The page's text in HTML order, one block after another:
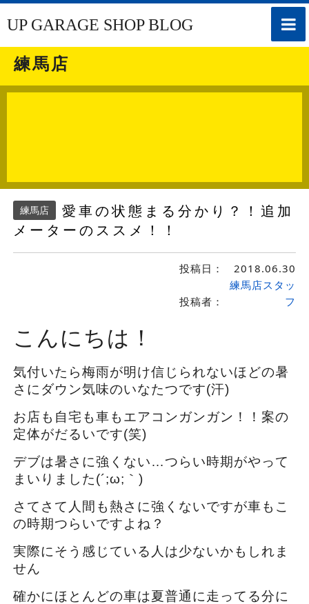
toggle
UP GARAGE SHOP BLOG
練馬店
練馬店
愛車の状態まる分かり？！追加
メーターのススメ！！
投稿日： 2018.06.30
投稿者：
練馬店スタッ
フ
こんにちは！
気付いたら梅雨が明け信じられないほどの暑
さにダウン気味のいなたつです(汗)
お店も自宅も車もエアコンガンガン！！案の
定体がだるいです(笑)
デブは暑さに強くない…つらい時期がやって
まいりました(´;ω;｀)
さてさて人間も熱さに強くないですが車もこ
の時期つらいですよね？
実際にそう感じている人は少ないかもしれま
せん
確かにほとんどの車は夏普通に走ってる分に